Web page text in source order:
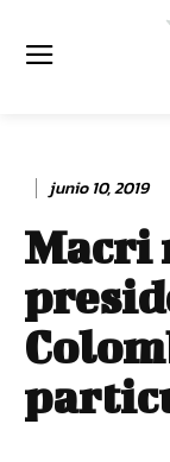
junio 10, 2019
Macri